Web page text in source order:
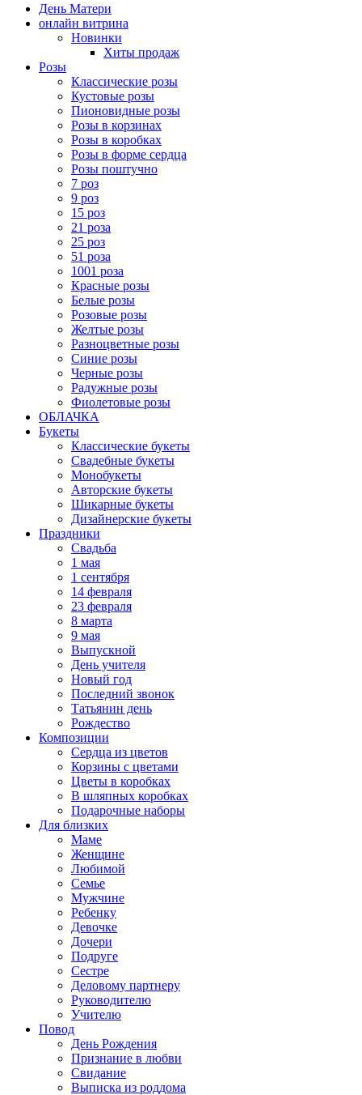
День Матери
онлайн витрина
Новинки
Хиты продаж
Розы
Классические розы
Кустовые розы
Пионовидные розы
Розы в корзинах
Розы в коробках
Розы в форме сердца
Розы поштучно
7 роз
9 роз
15 роз
21 роза
25 роз
51 роза
1001 роза
Красные розы
Белые розы
Розовые розы
Желтые розы
Разноцветные розы
Синие розы
Черные розы
Радужные розы
Фиолетовые розы
ОБЛАЧКА
Букеты
Классические букеты
Свадебные букеты
Монобукеты
Авторские букеты
Шикарные букеты
Дизайнерские букеты
Праздники
Свадьба
1 мая
1 сентября
14 февраля
23 февраля
8 марта
9 мая
Выпускной
День учителя
Новый год
Последний звонок
Татьянин день
Рождество
Композиции
Сердца из цветов
Корзины с цветами
Цветы в коробках
В шляпных коробках
Подарочные наборы
Для близких
Маме
Женщине
Любимой
Семье
Мужчине
Ребенку
Девочке
Дочери
Подруге
Сестре
Деловому партнеру
Руководителю
Учителю
Повод
День Рождения
Признание в любви
Свидание
Выписка из роддома